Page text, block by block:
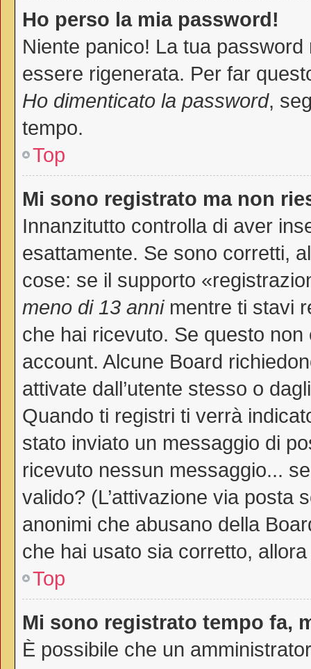
Ho perso la mia password!
Niente panico! La tua
essere rigenerata. Per far
Ho dimenticato la password,
tempo.
Top
Mi sono registrato ma non
Innanzitutto controlla di aver
esattamente. Se sono corretti,
cose: se il supporto
meno di 13 annimentre ti stavi
che hai ricevuto. Se questo
account. Alcune Board
attivate dall’utente stesso o
Quando ti registri ti verrà
stato inviato un messaggio di
ricevuto nessun messaggio...
valido? (L’attivazione via posta
anonimi che abusano della
che hai usato sia corretto,
Top
Mi sono registrato tempo fa,
È possibile che un